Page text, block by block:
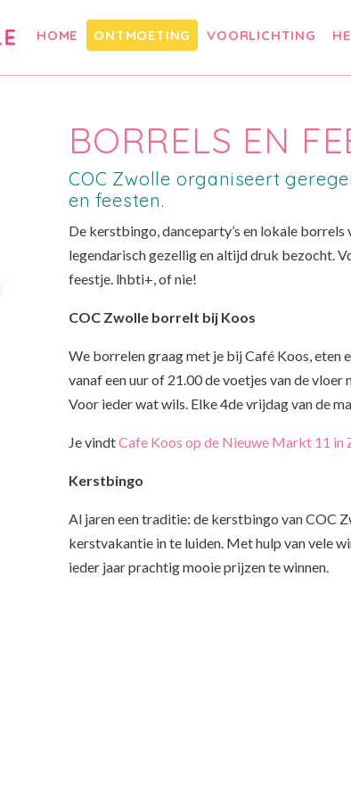
HOME ONTMOETING VOORLICHTING
BORRELS EN
COC Zwolle organiseert
en feesten.
De kerstbingo, danceparty’s en lokale borrels
legendarisch gezellig en altijd druk bezocht.
feestje. lhbti+, of nie!
COC Zwolle borrelt bij Koos
We borrelen graag met je bij Café Koos, eten
vanaf een uur of 21.00 de voetjes van de vloer
Voor ieder wat wils. Elke 4de vrijdag van de
Je vindtCafe Koos op de Nieuwe Markt 11 in
Kerstbingo
Al jaren een traditie: de kerstbingo van COC
kerstvakantie in te luiden. Met hulp van vele
ieder jaar prachtig mooie prijzen te winnen.